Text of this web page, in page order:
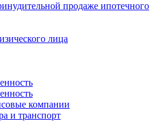
продаже ипотечного
лица
компании
и транспорт